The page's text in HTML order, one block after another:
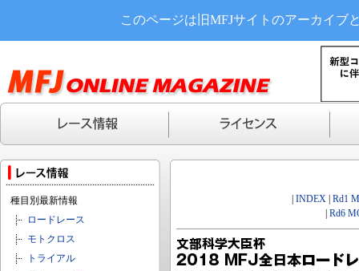
このページは旧MFJサイトのアーカイブ
種目別最新情報
ロードレース
モトクロス
トライアル
INDEX| Rd1
Rd6